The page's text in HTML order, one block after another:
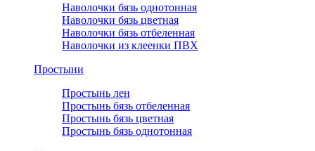
Наволочки бязь однотонная
Наволочки бязь цветная
Наволочки бязь отбеленная
Наволочки из клеенки ПВХ
Простыни
Простынь лен
Простынь бязь отбеленная
Простынь бязь цветная
Простынь бязь однотонная